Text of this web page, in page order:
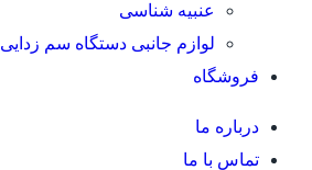
عنبیه شناسی
لوازم جانبی دستگاه سم زدایی
فروشگاه
درباره ما
تماس با ما